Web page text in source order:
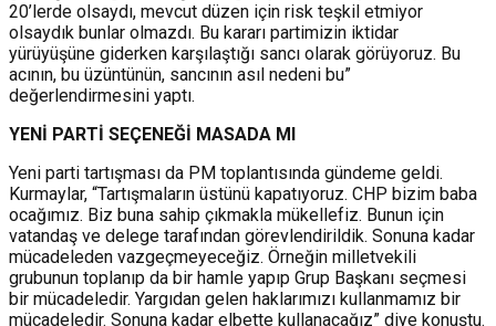
20’lerde olsaydı, mevcut düzen için risk teşkil etmiyor
olsaydık bunlar olmazdı. Bu kararı partimizin iktidar
yürüyüşüne giderken karşılaştığı sancı olarak görüyoruz. Bu
acının, bu üzüntünün, sancının asıl nedeni bu”
değerlendirmesini yaptı.
YENİ PARTİ SEÇENEĞİ MASADA MI
Yeni parti tartışması da PM toplantısında gündeme geldi.
Kurmaylar, “Tartışmaların üstünü kapatıyoruz. CHP bizim baba
ocağımız. Biz buna sahip çıkmakla mükellefiz. Bunun için
vatandaş ve delege tarafından görevlendirildik. Sonuna kadar
mücadeleden vazgeçmeyeceğiz. Örneğin milletvekili
grubunun toplanıp da bir hamle yapıp Grup Başkanı seçmesi
bir mücadeledir. Yargıdan gelen haklarımızı kullanmamız bir
mücadeledir. Sonuna kadar elbette kullanacağız” diye konuştu.